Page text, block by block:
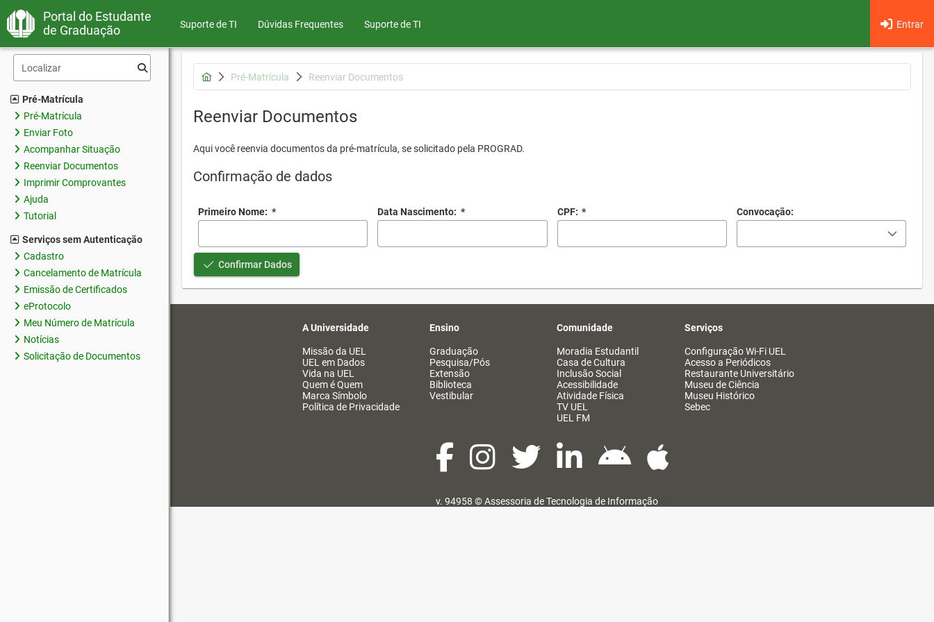
Portal do Estudante
de Graduação
Suporte de TI Dúvidas Frequentes Entrar
Suporte de TI
Pré-Matrícula
Pré-Matrícula
Enviar Foto
Acompanhar Situação
Reenviar Documentos
Imprimir Comprovantes
Ajuda
Tutorial
Serviços sem Autenticação
Cadastro
Cancelamento de Matrícula
Emissão de Certificados
eProtocolo
Meu Número de Matrícula
Notícias
Solicitação de Documentos
Pré-Matrícula Reenviar Documentos
Reenviar Documentos
Aqui você reenvia documentos da pré-matrícula, se solicitado pela PROGRAD.
Confirmação de dados
Primeiro Nome: * Data Nascimento: * CPF: * Convocação:
Confirmar Dados
A Universidade
Missão da UEL
UEL em Dados
Vida na UEL
Quem é Quem
Marca Símbolo
Política de Privacidade
Ensino
Graduação
Pesquisa/Pós
Extensão
Biblioteca
Vestibular
Comunidade
Moradia Estudantil
Casa de Cultura
Inclusão Social
Acessibilidade
Atividade Física
TV UEL
UEL FM
Serviços
Configuração Wi-Fi UEL
Acesso a Periódicos
Restaurante Universitário
Museu de Ciência
Museu Histórico
Sebec
v. 94958 ©Assessoria de Tecnologia de Informação